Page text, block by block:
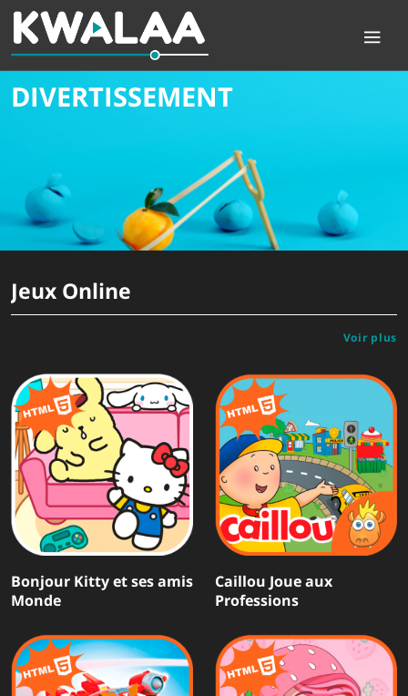
DIVERTISSEMENT
Jeux Online
Voir plus
Bonjour Kitty et ses amis
Monde
Caillou Joue aux
Professions